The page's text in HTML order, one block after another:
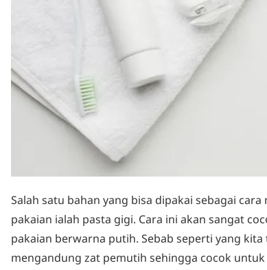
Salah satu bahan yang bisa dipakai sebagai
pakaian ialah pasta gigi. Cara ini akan sangat
pakaian berwarna putih. Sebab seperti yang
mengandung zat pemutih sehingga cocok